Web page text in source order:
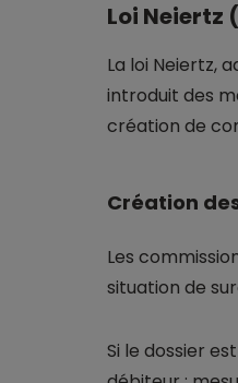
Loi Neiertz
La loi Neiertz,
introduit des
création de
Création
Les
situation de
Si le dossier